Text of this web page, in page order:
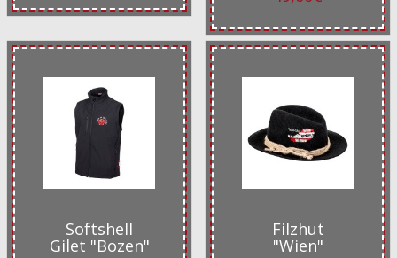
Softshell
Gilet "Bozen"
Filzhut
"Wien"